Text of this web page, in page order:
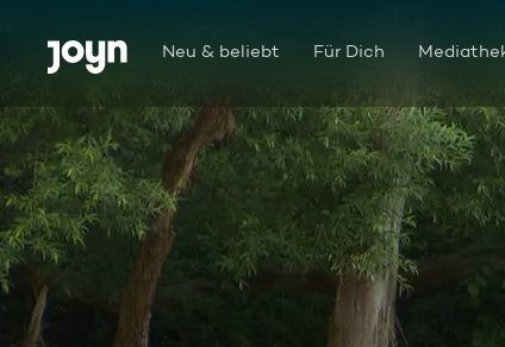
Zum Inhalt springen
Barrierefrei Neu & beliebt Für Dich